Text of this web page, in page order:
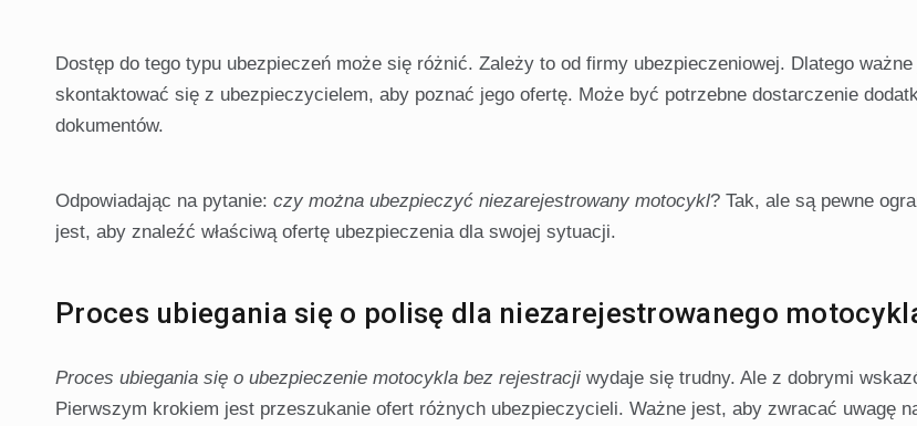
Dostęp do tego typu ubezpieczeń może się różnić. Zależy to od firmy ubezpieczeniowej. Dlatego
skontaktować się z ubezpieczycielem, aby poznać jego ofertę. Może być potrzebne dostarczenie
dokumentów.
Odpowiadając na pytanie: czy można ubezpieczyć niezarejestrowany motocykl? Tak, ale są pewne
jest, aby znaleźć właściwą ofertę ubezpieczenia dla swojej sytuacji.
Proces ubiegania się o polisę dla niezarejestrowanego
Proces ubiegania się o ubezpieczenie motocykla bez rejestracji wydaje się trudny. Ale z dobrymi
Pierwszym krokiem jest przeszukanie ofert różnych ubezpieczycieli. Ważne jest, aby zwracać uwagę